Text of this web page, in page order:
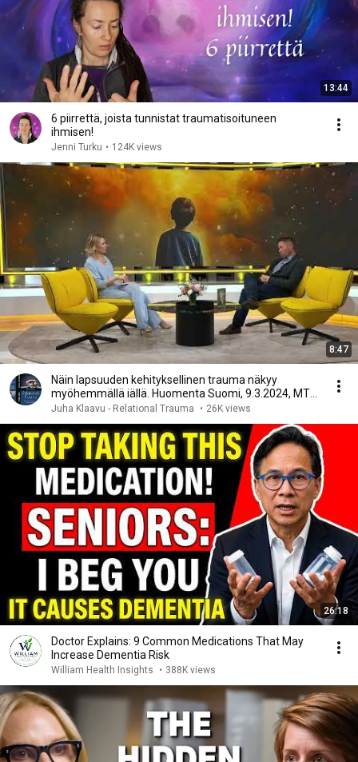
13:44
6 piirrettä, joista tunnistat traumatisoituneen
ihmisen!
Jenni Turku • 124K views
8:47
Näin lapsuuden kehityksellinen trauma näkyy
myöhemmällä iällä. Huomenta Suomi, 9.3.2024, MTV
3.
Juha Klaavu - Relational Trauma • 26K views
26:18
Doctor Explains: 9 Common Medications That May
Increase Dementia Risk
William Health Insights • 388K views